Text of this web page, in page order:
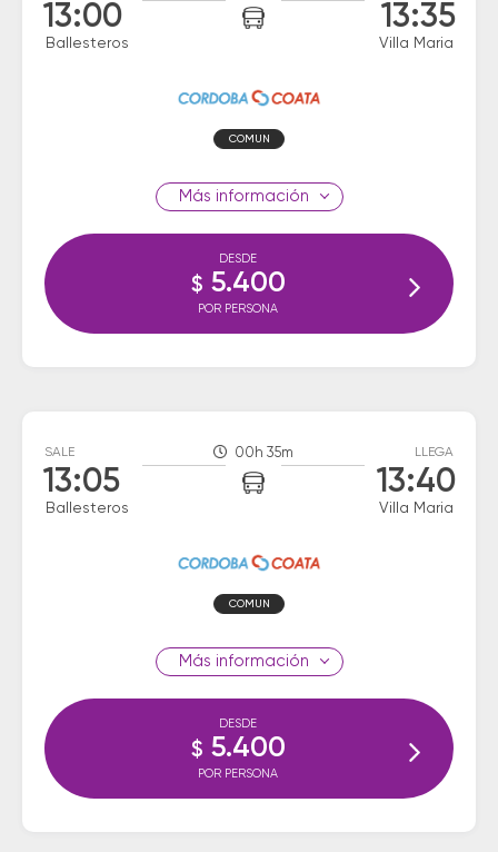
13:00
Ballesteros
13:35
Villa Maria
COMUN
información
DESDE
$ 5.400
POR PERSONA
SALE
13:05
Ballesteros
00h 35m LLEGA
13:40
Villa Maria
COMUN
información
DESDE
$ 5.400
POR PERSONA